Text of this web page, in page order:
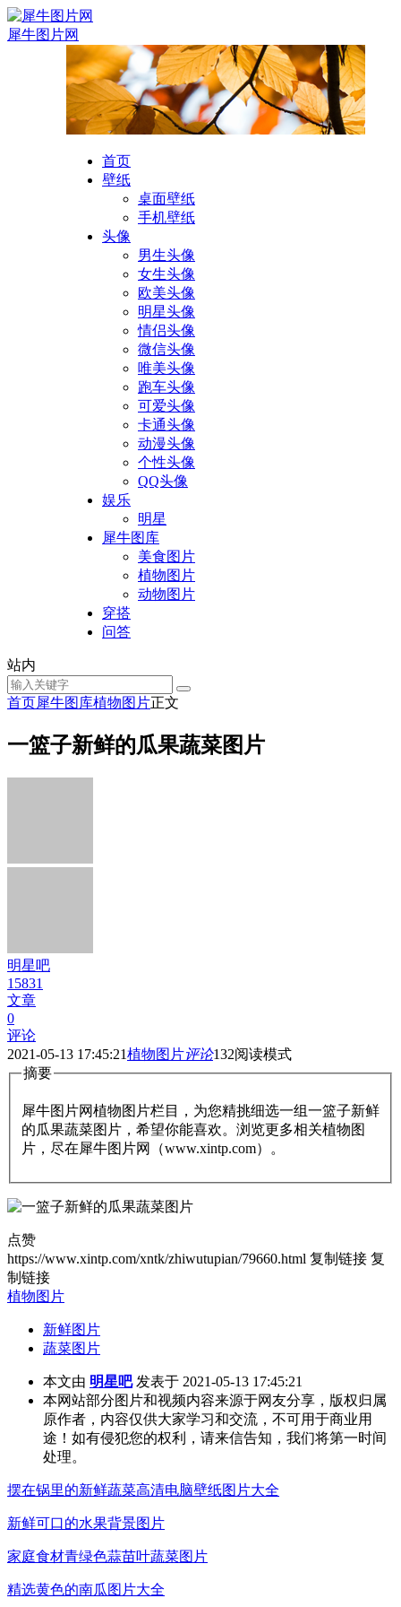
犀牛图片网
首页
壁纸
桌面壁纸
手机壁纸
头像
男生头像
女生头像
欧美头像
明星头像
情侣头像
微信头像
唯美头像
跑车头像
可爱头像
卡通头像
动漫头像
个性头像
QQ头像
娱乐
明星
犀牛图库
美食图片
植物图片
动物图片
穿搭
问答
站内
首页犀牛图库植物图片正文
一篮子新鲜的瓜果蔬菜图片
明星吧
15831
文章
0
评论
2021-05-13 17:45:21植物图片评论132阅读模式
摘要
犀牛图片网植物图片栏目，为您精挑细选一组一篮子新鲜
的瓜果蔬菜图片，希望你能喜欢。浏览更多相关植物图
片，尽在犀牛图片网（www.xintp.com）。
点赞
https://www.xintp.com/xntk/zhiwutupian/79660.html 复制链接 复
制链接
植物图片
新鲜图片
蔬菜图片
本文由 明星吧发表于 2021-05-13 17:45:21
本网站部分图片和视频内容来源于网友分享，版权归属
原作者，内容仅供大家学习和交流，不可用于商业用
途！如有侵犯您的权利，请来信告知，我们将第一时间
处理。
摆在锅里的新鲜蔬菜高清电脑壁纸图片大全
新鲜可口的水果背景图片
家庭食材青绿色蒜苗叶蔬菜图片
精选黄色的南瓜图片大全